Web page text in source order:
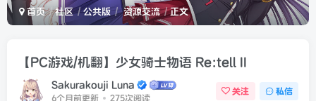
首页 社区 公共版 资源交流 正文
【PC游戏/机翻】少女骑士物语 Re:tell II
Sakurakouji Luna
6个月前更新 275次阅读
关注 私信